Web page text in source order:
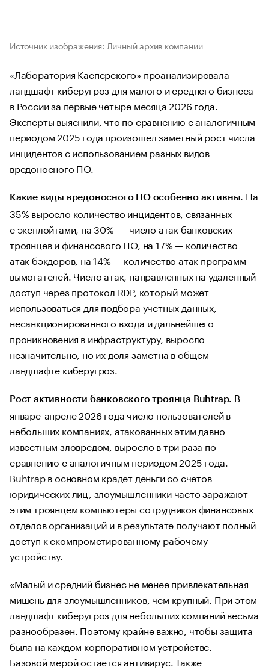
Источник изображения: Личный архив компании
«Лаборатория Касперского» проанализировала
ландшафт киберугроз для малого и среднего бизнеса
в России за первые четыре месяца 2026 года.
Эксперты выяснили, что по сравнению с аналогичным
периодом 2025 года произошел заметный рост числа
инцидентов с использованием разных видов
вредоносного ПО.
Какие виды вредоносного ПО особенно активны. На
35% выросло количество инцидентов, связанных
с эксплойтами, на 30% — число атак банковских
троянцев и финансового ПО, на 17% — количество
атак бэкдоров, на 14% — количество атак программ-
вымогателей. Число атак, направленных на удаленный
доступ через протокол RDP, который может
использоваться для подбора учетных данных,
несанкционированного входа и дальнейшего
проникновения в инфраструктуру, выросло
незначительно, но их доля заметна в общем
ландшафте киберугроз.
Рост активности банковского троянца Buhtrap. В
январе-апреле 2026 года число пользователей в
небольших компаниях, атакованных этим давно
известным зловредом, выросло в три раза по
сравнению с аналогичным периодом 2025 года.
Buhtrap в основном крадет деньги со счетов
юридических лиц, злоумышленники часто заражают
этим троянцем компьютеры сотрудников финансовых
отделов организаций и в результате получают полный
доступ к скомпрометированному рабочему
устройству.
«Малый и средний бизнес не менее привлекательная
мишень для злоумышленников, чем крупный. При этом
ландшафт киберугроз для небольших компаний весьма
разнообразен. Поэтому крайне важно, чтобы защита
была на каждом корпоративном устройстве.
Базовой мерой остается антивирус. Также